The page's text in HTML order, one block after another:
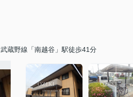
武蔵野線「南越谷」駅徒歩41分